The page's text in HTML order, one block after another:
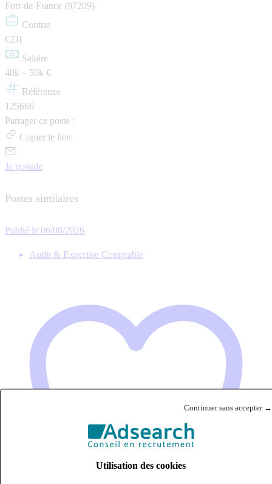
Continuer sans accepter →
Utilisation des cookies
Fort-de-France (97209)
Contrat
CDI
Salaire
40k – 50k €
Référence
125666
Partager ce poste :
Copier le lien
Je postule
Postes similaires
Publié le 06/08/2026
Audit & Expertise Comptable